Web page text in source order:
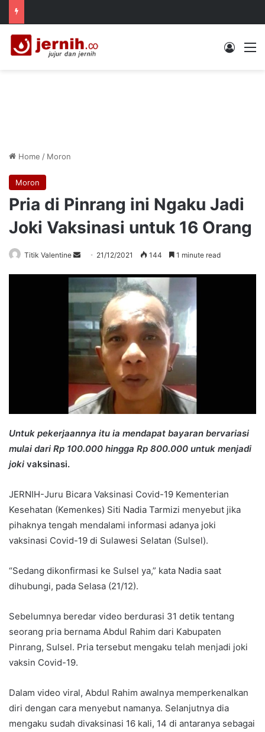
Log In
Home / Moron
Moron
Pria di Pinrang ini Ngaku Jadi
Joki Vaksinasi untuk 16 Orang
Titik Valentine
Send 21/12/2021 144 1 minute read
Untuk pekerjaannya itu ia mendapat bayaran bervariasi
mulai dari Rp 100.000 hingga Rp 800.000 untuk menjadi
joki vaksinasi.
JERNIH-Juru Bicara Vaksinasi Covid-19 Kementerian
Kesehatan (Kemenkes) Siti Nadia Tarmizi menyebut jika
pihaknya tengah mendalami informasi adanya joki
vaksinasi Covid-19 di Sulawesi Selatan (Sulsel).
“Sedang dikonfirmasi ke Sulsel ya,” kata Nadia saat
dihubungi, pada Selasa (21/12).
Sebelumnya beredar video berdurasi 31 detik tentang
seorang pria bernama Abdul Rahim dari Kabupaten
Pinrang, Sulsel. Pria tersebut mengaku telah menjadi joki
vaksin Covid-19.
Dalam video viral, Abdul Rahim awalnya memperkenalkan
diri dengan cara menyebut namanya. Selanjutnya dia
mengaku sudah divaksinasi 16 kali, 14 di antaranya sebagai